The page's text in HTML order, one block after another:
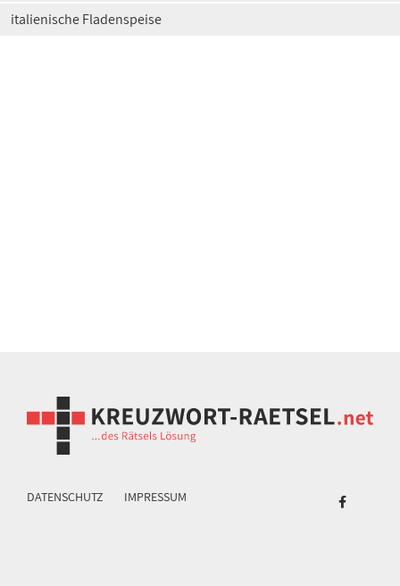
italienische Fladenspeise
DATENSCHUTZ IMPRESSUM